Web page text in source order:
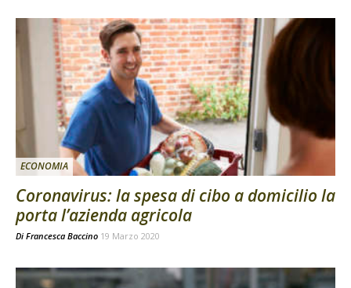
ECONOMIA
Coronavirus: la spesa di cibo a domicilio la
porta l’azienda agricola
Di Francesca Baccino 19 Marzo 2020